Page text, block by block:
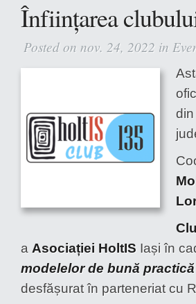
Înființarea
Posted on nov. 24, 2022 in
a Asociației HoltIS Iași în
modelelor de bună
desfășurat în parteneriat cu